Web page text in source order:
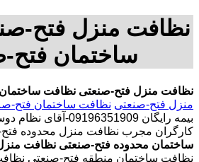
نظافت منزل فتح-
ساختمان
نظافت منزل فتح-صنعتی نظافت
منزل فتح-صنعتی نظافت ساختمان فتح-
بیمه رایگان
کارگران مجرب نظافت منزل محدوده
ساختمان محدوده فتح-صنعتی نظافت
نظافت ساختمان منطقه فتح-صنعتی